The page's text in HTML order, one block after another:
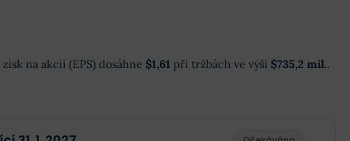
na akcii (EPS) dosáhne $1,61 při tržbách ve výši $735,2 mil..